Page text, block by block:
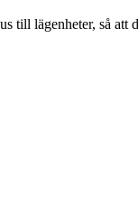
lägenheter, så